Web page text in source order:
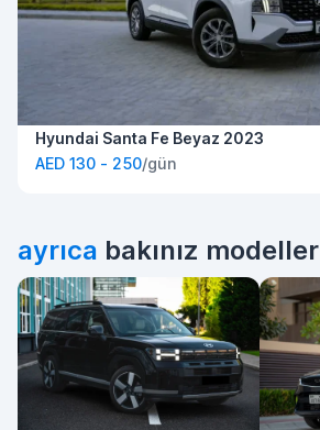
Hyundai Santa Fe Beyaz 2023
AED 130 - 250/gün
ayrıca bakınız modeller